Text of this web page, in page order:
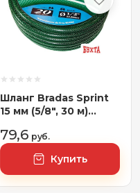
Шланг Bradas Sprint
15 мм (5/8", 30 м)
79,6 руб.
Купить